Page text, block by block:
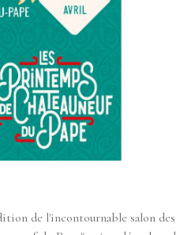
de l'incontournable salon des